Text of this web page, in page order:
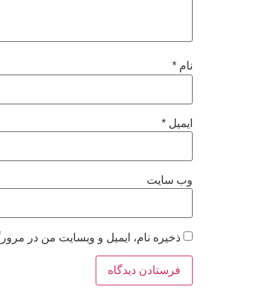
نام *
ایمیل *
وب‌ سایت
ذخیره نام، ایمیل و وبسایت من در